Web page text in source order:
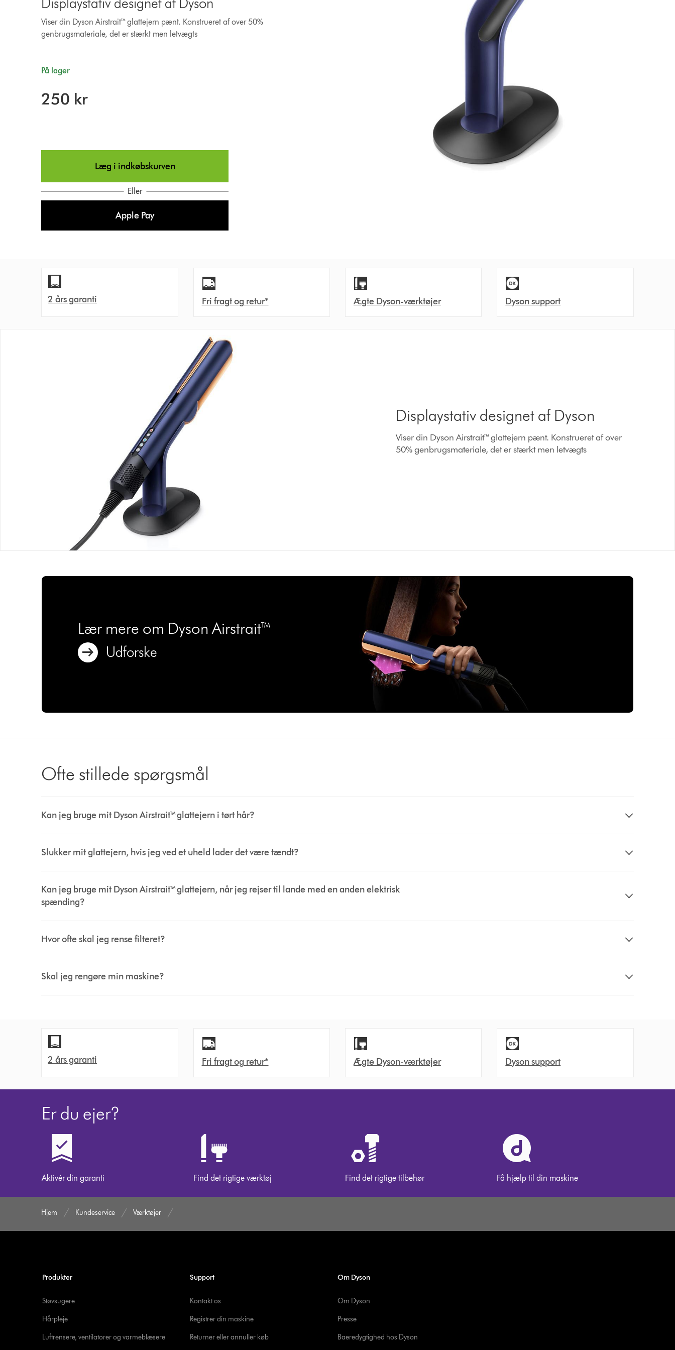
Viser din Dyson Airstrait™ glattejern pænt. Konstrueret af over 50%
genbrugsmateriale, det er stærkt men letvægts
På lager
250 kr
Læg i indkøbskurven
Eller
Apple Pay
2 års garanti Fri fragt og retur* Ægte Dyson-værktøjer Dyson support
Displaystativ designet af Dyson
Viser din Dyson Airstrait™ glattejern pænt. Konstrueret af over
50% genbrugsmateriale, det er stærkt men letvægts
Lær mere om Dyson Airstrait™
Udforske
Ofte stillede spørgsmål
Kan jeg bruge mit Dyson Airstrait™ glattejern i tørt hår?
Slukker mit glattejern, hvis jeg ved et uheld lader det være tændt?
Kan jeg bruge mit Dyson Airstrait™ glattejern, når jeg rejser til lande med en anden elektrisk
spænding?
Hvor ofte skal jeg rense filteret?
Skal jeg rengøre min maskine?
2 års garanti Fri fragt og retur* Ægte Dyson-værktøjer Dyson support
Er du ejer?
Aktivér din garanti Find det rigtige værktøj Find det rigtige tilbehør Få hjælp til din maskine
Hjem Kundeservice Værktøjer
Produkter
Støvsugere
Hårpleje
Luftrensere, ventilatorer og varmeblæsere
Support
Kontakt os
Registrer din maskine
Returner eller annuller køb
Om Dyson
Om Dyson
Presse
Baeredygtighed hos Dyson